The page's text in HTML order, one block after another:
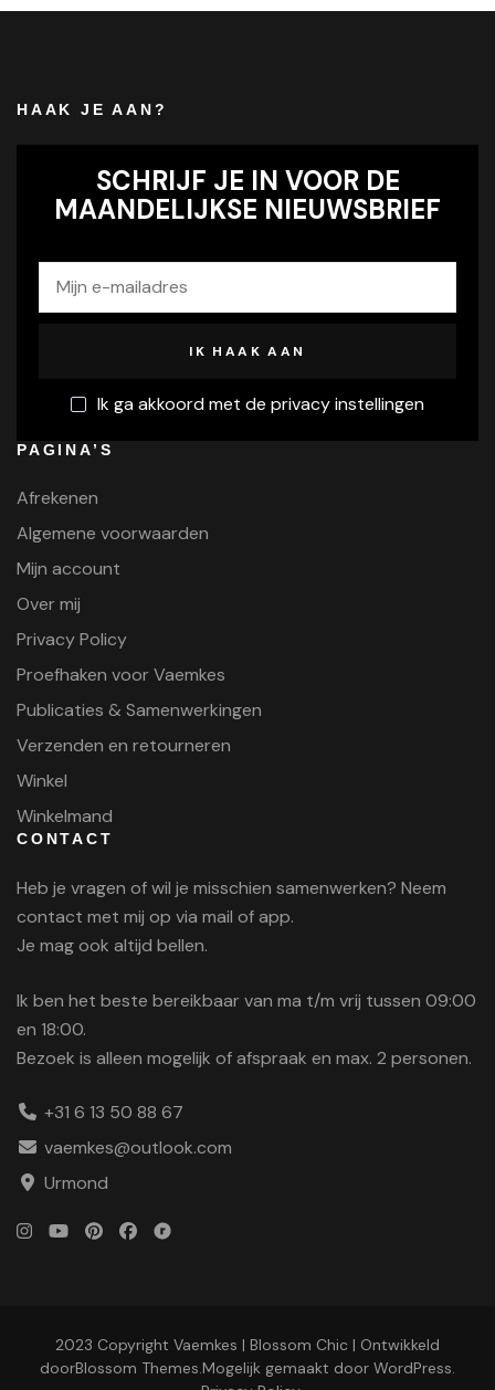
HAAK JE AAN?
SCHRIJF JE IN VOOR DE
MAANDELIJKSE NIEUWSBRIEF
Ik ga akkoord met de privacy instellingen
PAGINA’S
Afrekenen
Algemene voorwaarden
Mijn account
Over mij
Privacy Policy
Proefhaken voor Vaemkes
Publicaties & Samenwerkingen
Verzenden en retourneren
Winkel
Winkelmand
CONTACT
Heb je vragen of wil je misschien samenwerken? Neem
contact met mij op via mail of app.
Je mag ook altijd bellen.
Ik ben het beste bereikbaar van ma t/m vrij tussen 09:00
en 18:00.
Bezoek is alleen mogelijk of afspraak en max. 2 personen.
+31 6 13 50 88 67
vaemkes@outlook.com
Urmond
2023 Copyright Vaemkes | Blossom Chic | Ontwikkeld
doorBlossom Themes.Mogelijk gemaakt door WordPress.